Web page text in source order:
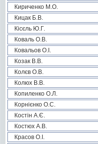
Кириченко М.О.
Кицак Б.В.
Кісєль Ю.Г.
Коваль О.В.
Ковальов О.І.
Козак В.В.
Колєв О.В.
Колюх В.В.
Копиленко О.Л.
Корнієнко О.С.
Костін А.Є.
Костюх А.В.
Красов О.І.